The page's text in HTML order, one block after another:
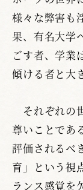
様々な弊害も
果、有名大学
ごす者、学業
傾ける者と大
それぞれの
尊いことであ
評価されるべ
育」という視
ランス感覚を